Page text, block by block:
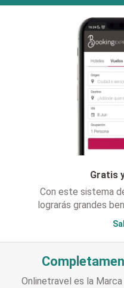
Gratis y sin
este sistema de reservas
grandes beneficios sin
Onlinetravel es la